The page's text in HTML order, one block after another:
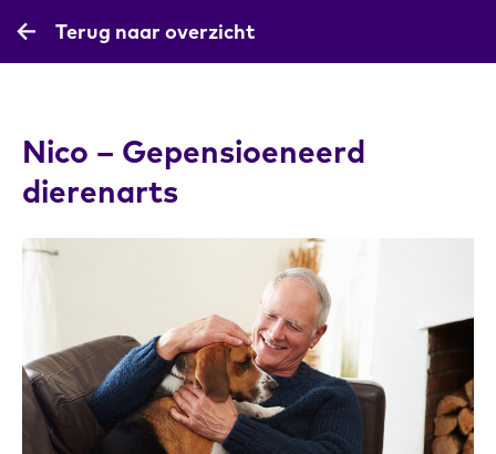
Terug naar overzicht
Nico – Gepensioeneerd
dierenarts